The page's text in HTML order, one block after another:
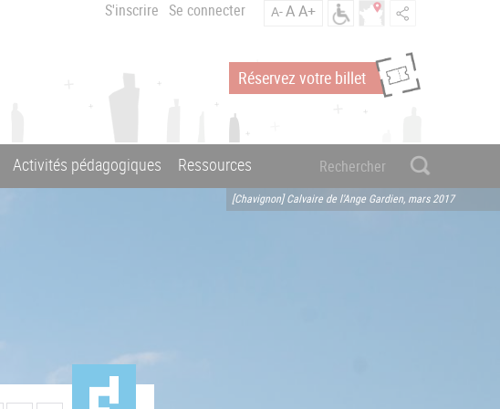
S'inscrire Se connecter A-AA+
Réservez votre billet
Activités pédagogiques Ressources
[Chavignon] Calvaire de l'Ange Gardien, mars 2017